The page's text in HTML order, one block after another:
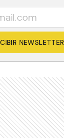
NEWSLETTER